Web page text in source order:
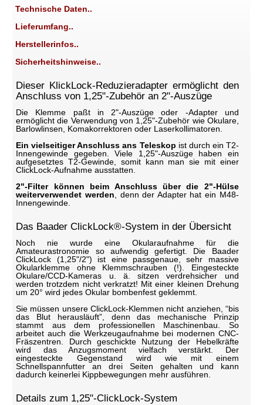
Technische Daten..
Lieferumfang..
Herstellerinfos..
Sicherheitshinweise..
Dieser KlickLock-Reduzieradapter ermöglicht den
Anschluss von 1,25"-Zubehör an 2"-Auszüge
Die Klemme paßt in 2"-Auszüge oder -Adapter und
ermöglicht die Verwendung von 1,25"-Zubehör wie Okulare,
Barlowlinsen, Komakorrektoren oder Laserkollimatoren.
Ein vielseitiger Anschluss ans Teleskop ist durch ein T2-
Innengewinde gegeben. Viele 1,25"-Auszüge haben ein
aufgesetztes T2-Gewinde, somit kann man sie mit einer
ClickLock-Aufnahme ausstatten.
2"-Filter können beim Anschluss über die 2"-Hülse
weiterverwendet werden, denn der Adapter hat ein M48-
Innengewinde.
Das Baader ClickLock®-System in der Übersicht
Noch nie wurde eine Okularaufnahme für die
Amateurastronomie so aufwendig gefertigt. Die Baader
ClickLock (1,25"/2") ist eine passgenaue, sehr massive
Okularklemme ohne Klemmschrauben (!). Eingesteckte
Okulare/CCD-Kameras u. ä. sitzen verdrehsicher und
werden trotzdem nicht verkratzt! Mit einer kleinen Drehung
um 20° wird jedes Okular bombenfest geklemmt.
Sie müssen unsere ClickLock-Klemmen nicht anziehen, “bis
das Blut herausläuft”, denn das mechanische Prinzip
stammt aus dem professionellen Maschinenbau. So
arbeitet auch die Werkzeugaufnahme bei modernen CNC-
Fräszentren. Durch geschickte Nutzung der Hebelkräfte
wird das Anzugsmoment vielfach verstärkt. Der
eingesteckte Gegenstand wird wie mit einem
Schnellspannfutter an drei Seiten gehalten und kann
dadurch keinerlei Kippbewegungen mehr ausführen.
Details zum 1,25"-ClickLock-System